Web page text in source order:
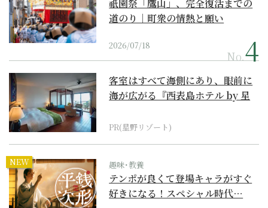
祇園祭「鷹山」、完全復活までの
道のり｜町衆の情熱と願い
2026/07/18
No.
客室はすべて海側にあり、眼前に
海が広がる『西表島ホテル by 星
PR(星野リゾート)
NEW 趣味･教養
テンポが良くて登場キャラがすぐ
好きになる！スペシャル時代…